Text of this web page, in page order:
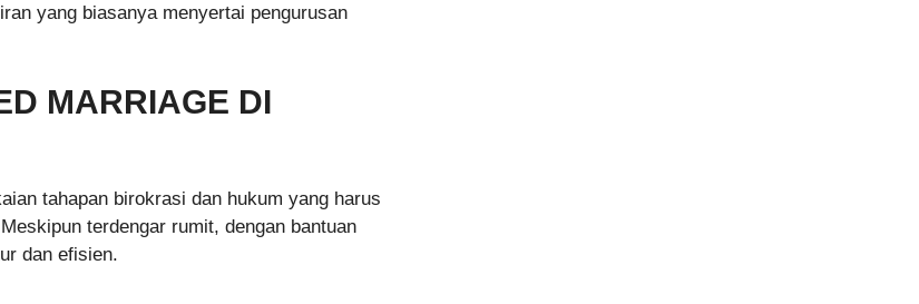
yang biasanya menyertai pengurusan
MARRIAGE DI
tahapan birokrasi dan hukum yang harus
terdengar rumit, dengan bantuan
dan efisien.